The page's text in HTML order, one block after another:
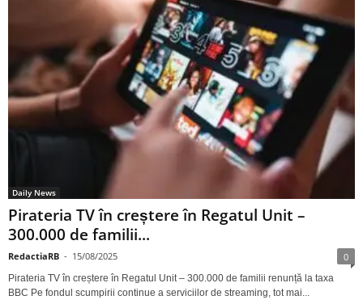
Daily News
Pirateria TV în creștere în Regatul Unit –
300.000 de familii...
RedactiaRB - 15/08/2025 0
Pirateria TV în creștere în Regatul Unit – 300.000 de familii renunță la taxa
BBC Pe fondul scumpirii continue a serviciilor de streaming, tot mai...